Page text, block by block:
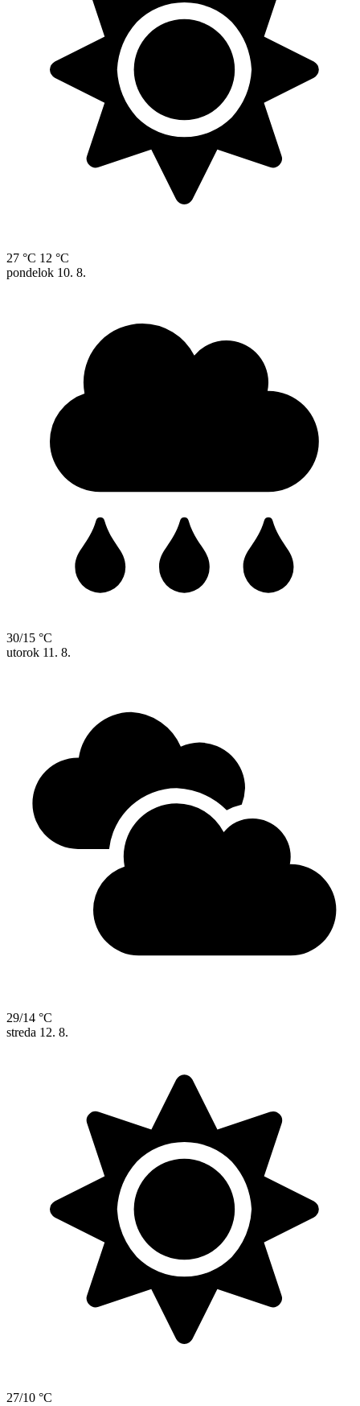
27 °C 12 °C
pondelok 10. 8.
30/15 °C
utorok 11. 8.
29/14 °C
streda 12. 8.
27/10 °C